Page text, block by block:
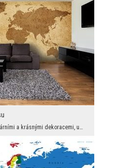
Mapy jsou velmi populárními a krásnými dekoracemi, užívanými ve velké míře jak v domácnostech, ta...